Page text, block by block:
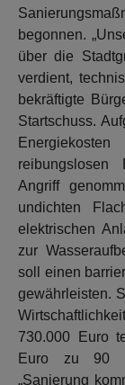
begonnen.
über die
verdient,
bekräftigte
Startschuss.
reibungslosen
Angriff
undichten
elektrischen
zur
soll einen
gewährleisten.
730.000 Euro
Euro zu 90
„Sanierung